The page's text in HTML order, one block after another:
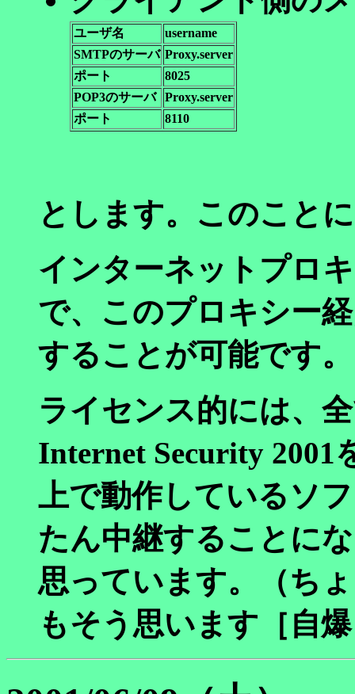
ユーザ名
username
SMTPのサーバ Proxy.server
ポート
8025
POP3のサーバ
Proxy.server
ポート
8110
とします。このこと
インターネットプロ
で、このプロキシー
することが可能です。
ライセンス的には、
Internet Security
上で動作しているソ
たん中継することに
思っています。（ち
もそう思います［自